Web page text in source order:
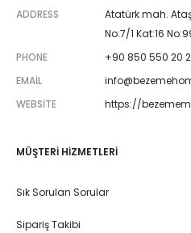
ADDRESS
Atatürk mah.
No:7/1 Kat:16
PHONE
+90 850 550 20
EMAIL
WEBSITE
https://
MÜŞTERI HIZMETLERI
Sık Sorulan Sorular
Sipariş Takibi